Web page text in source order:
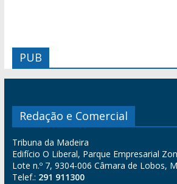
PUB
Redação e Comercial
Tribuna da Madeira
Edifício O Liberal, Parque Empresarial
Lote n.º 7, 9304-006 Câmara de Lobos,
Telef.: 291 911300